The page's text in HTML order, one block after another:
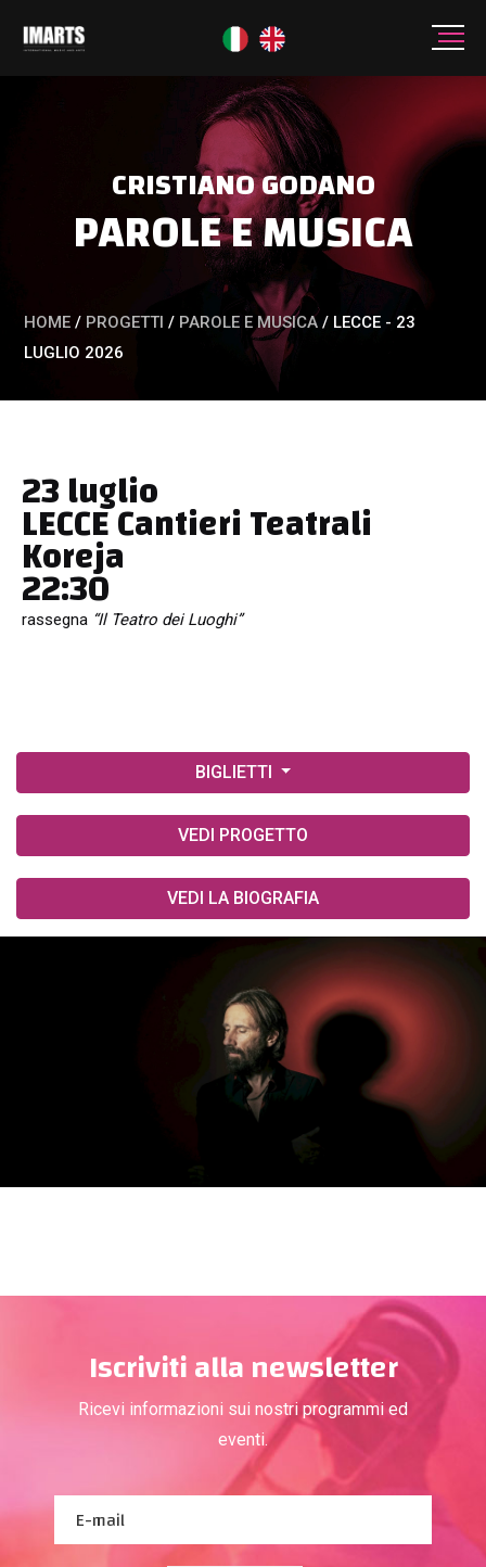
CRISTIANO GODANO
PAROLE E MUSICA
HOME / PROGETTI / PAROLE E MUSICA / LECCE - 23
LUGLIO 2026
23 luglio
LECCE Cantieri Teatrali
Koreja
22:30
rassegna “Il Teatro dei Luoghi”
BIGLIETTI
VEDI PROGETTO
VEDI LA BIOGRAFIA
Iscriviti alla newsletter
Ricevi informazioni sui nostri programmi ed
eventi.